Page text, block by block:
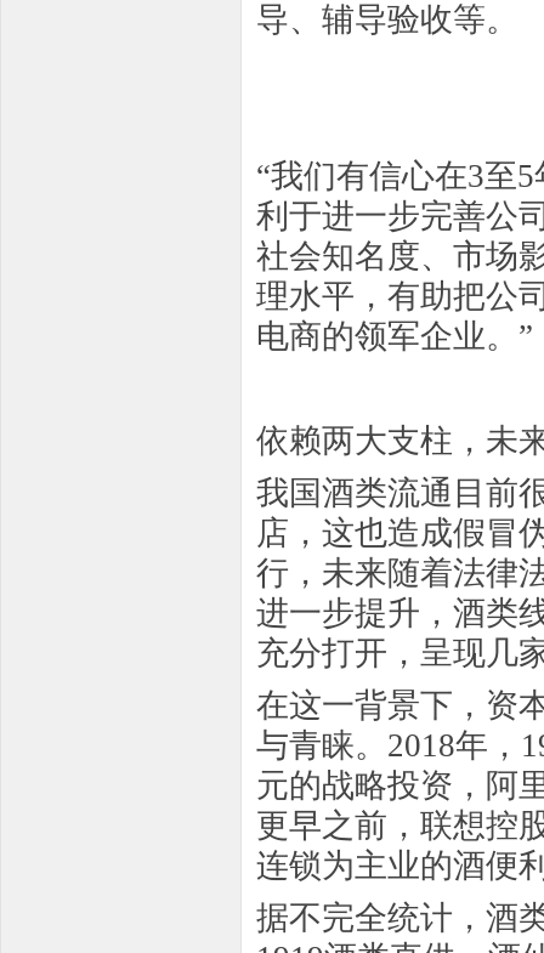
导、辅导验收等。
“我们有信心在3至
利于进一步完善公
社会知名度、市场
理水平，有助把公
电商的领军企业。”
依赖两大支柱，未
我国酒类流通目前
店，这也造成假冒
行，未来随着法律
进一步提升，酒类
充分打开，呈现几
在这一背景下，资
与青睐。2018年，
元的战略投资，阿
更早之前，联想控
连锁为主业的酒便
据不完全统计，酒